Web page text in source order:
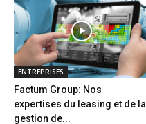
ENTREPRISES
Factum Group: Nos
expertises du leasing et de la
gestion de...